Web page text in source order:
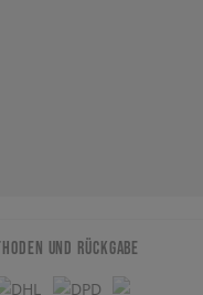
UND RÜCKGABE